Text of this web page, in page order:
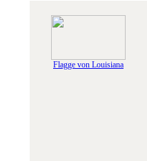
Flagge von Louisiana